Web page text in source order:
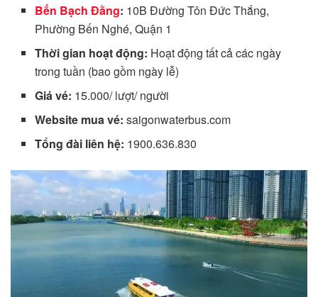
Bến Bạch Đằng: 10B Đường Tôn Đức Thắng,
Phường Bến Nghé, Quận 1
Thời gian hoạt động: Hoạt động tất cả các ngày
trong tuần (bao gồm ngày lễ)
Giá vé: 15.000/ lượt/ người
Website mua vé: saigonwaterbus.com
Tổng đài liên hệ: 1900.636.830